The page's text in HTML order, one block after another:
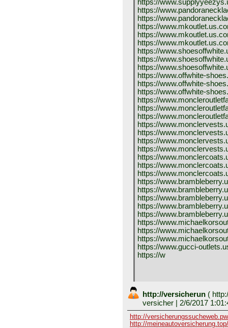
https://
https://
https://
https://
https://
https://
https://
https://
https://
https://www.offwhite-
https://www.offwhite-
https://www.offwhite-
https://
https://
https://
https://
https://
https://
https://
https://
https://
https://
https://
https://
https://
https://
https://
https://
https://
https://
https://www.gucci-
https://w
http://versicherun (
versicher | 2/6/2017
http://
http://